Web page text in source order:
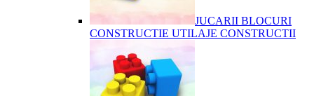
JUCARII BLOCURI
CONSTRUCTIE UTILAJE CONSTRUCTII